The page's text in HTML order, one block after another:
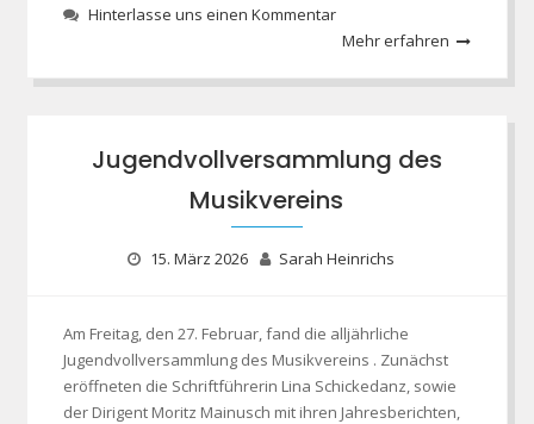
Hinterlasse uns einen Kommentar
Mehr erfahren
Jugendvollversammlung des
Musikvereins
15. März 2026 Sarah Heinrichs
Am Freitag, den 27. Februar, fand die alljährliche
Jugendvollversammlung des Musikvereins . Zunächst
eröffneten die Schriftführerin Lina Schickedanz, sowie
der Dirigent Moritz Mainusch mit ihren Jahresberichten,